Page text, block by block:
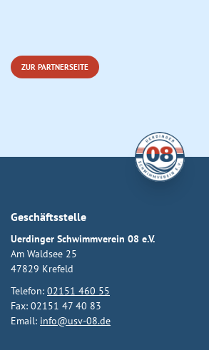
ZUR PARTNERSEITE
Geschäftsstelle
Uerdinger Schwimmverein 08 e.V.
Am Waldsee 25
47829 Krefeld
Telefon: 02151 460 55
Fax: 02151 47 40 83
Email: info@usv-08.de